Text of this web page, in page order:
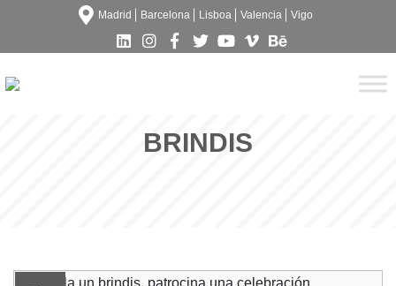
Madrid Barcelona Lisboa Valencia Vigo
BRINDIS